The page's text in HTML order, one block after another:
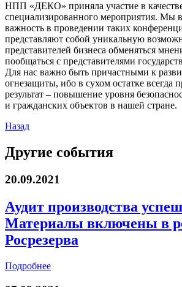
НПП «ДЕКО» приняла участие в
специализированного мероприятия. Мы
важность в проведении таких
представляют собой уникальную
представителей бизнеса обменяться
пообщаться с представителями
Для нас важно быть причастными к
огнезащиты, ибо в сухом остатке всегда
результат – повышение уровня
и гражданских объектов в нашей стране.
Назад
Другие события
20.09.2021
Аудит производства
Материалы включены в
Росрезерва
Подробнее